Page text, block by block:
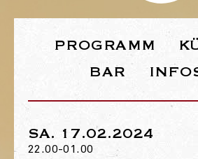
PROGRAMM
BAR
SA. 17.02.2024
22.00-01.00